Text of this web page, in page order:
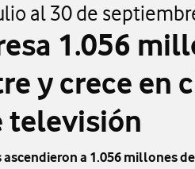
al 30 de
1.056
y crece en
televisión
a 1.056 millones